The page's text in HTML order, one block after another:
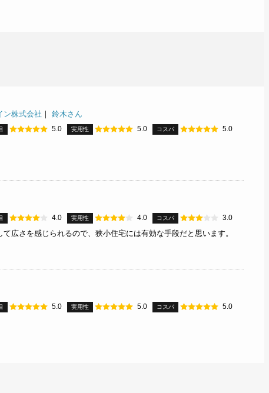
ン株式会社 ｜ 鈴木さん
5.0 実用性 5.0 コスパ 5.0
4.0 実用性 4.0 コスパ 3.0
広さを感じられるので、狭小住宅には有効な手段だと思います。
5.0 実用性 5.0 コスパ 5.0